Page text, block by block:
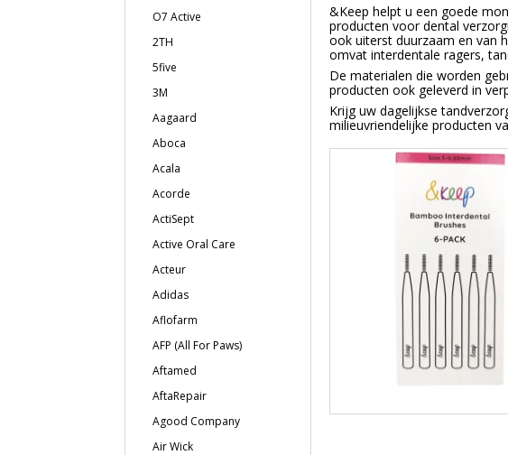
O7 Active
2TH
5five
3M
Aagaard
Aboca
Acala
Acorde
ActiSept
Active Oral Care
Acteur
Adidas
Aflofarm
AFP (All For Paws)
Aftamed
AftaRepair
Agood Company
Air Wick
&Keep helpt u een goede
producten voor dental
ook uiterst duurzaam en van
omvat interdentale ragers,
De materialen die worden
producten ook geleverd in
Krijg uw dagelijkse
milieuvriendelijke producten